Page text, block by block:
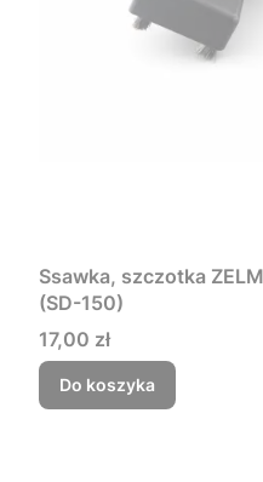
Ssawka, szczotka
(SD-150)
Cena
17,00 zł
Do koszyka